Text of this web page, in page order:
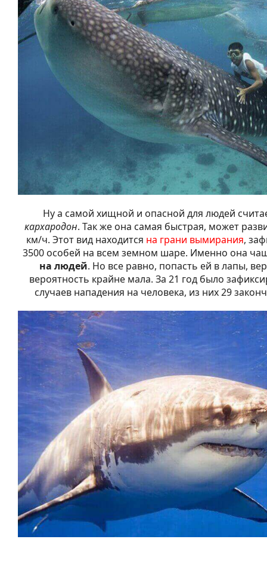
Ну а самой хищной и опасной для людей
кархародон. Так же она самая быстрая, может
км/ч. Этот вид находится на грани вымирания,
3500 особей на всем земном шаре. Именно она
на людей. Но все равно, попасть ей в лапы,
вероятность крайне мала. За 21 год было
случаев нападения на человека, из них 29